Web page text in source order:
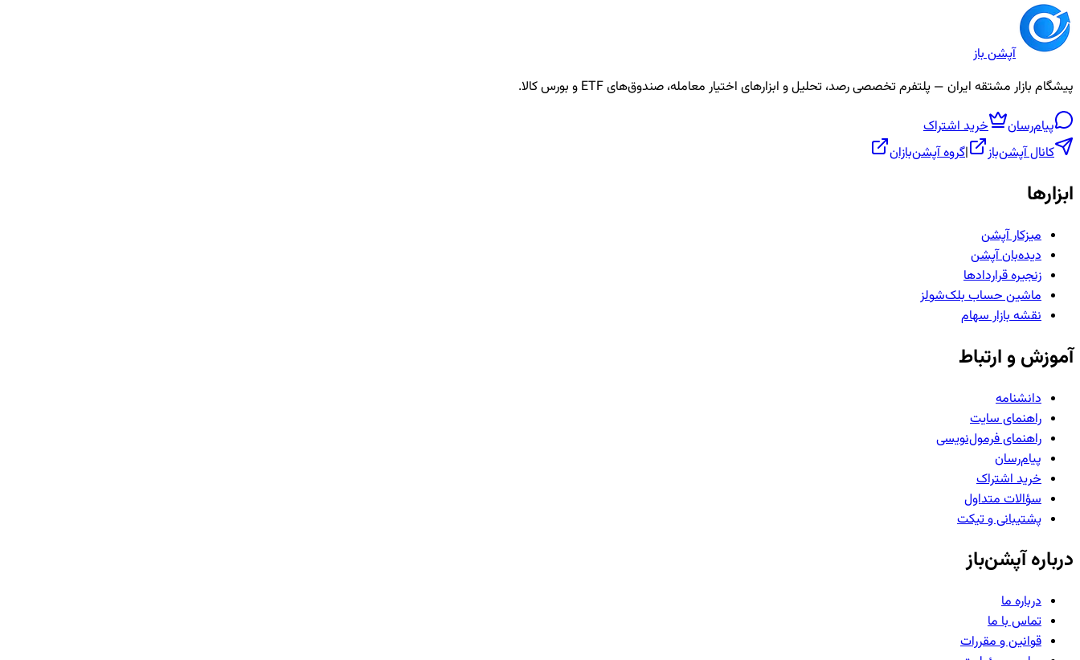
آپشن باز
پیشگام بازار مشتقه ایران — پلتفرم تخصصی رصد، تحلیل و ابزارهای اختیار معامله، صندوق‌های ETF و بورس کالا.
پیام‌رسان
خرید اشتراک
کانال آپشن‌باز
|گروه آپشن‌بازان
ابزارها
میزکار آپشن
دیده‌بان آپشن
زنجیره قراردادها
ماشین حساب بلک‌شولز
نقشه بازار سهام
آموزش و ارتباط
دانشنامه
راهنمای سایت
راهنمای فرمول‌نویسی
پیام‌رسان
خرید اشتراک
سؤالات متداول
پشتیبانی و تیکت
درباره آپشن‌باز
درباره ما
تماس با ما
قوانین و مقررات